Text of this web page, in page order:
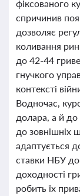
фіксованого
спричинив
дозволяє
коливання
до 42-44
гнучкого
контексті
Водночас,
долара, а й
до зовнішніх
адаптується
ставки НБУ
доходності
робить їх